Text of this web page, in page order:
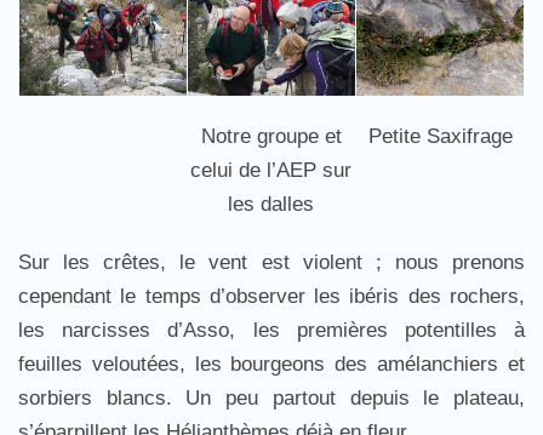
Notre groupe et
celui de l’AEP sur
les dalles
Petite Saxifrage
Sur les crêtes, le vent est violent ; nous prenons
cependant le temps d’observer les ibéris des rochers,
les narcisses d’Asso, les premières potentilles à
feuilles veloutées, les bourgeons des amélanchiers et
sorbiers blancs. Un peu partout depuis le plateau,